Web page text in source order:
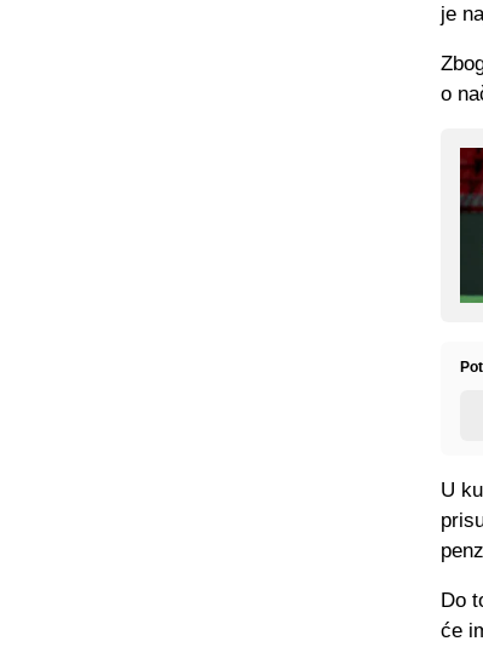
je
o
U
Do
će